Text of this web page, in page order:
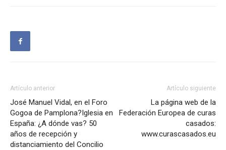
Artículo anterior
José Manuel Vidal, en el Foro
Gogoa de Pamplona?Iglesia en
España: ¿A dónde vas? 50
años de recepción y
distanciamiento del Concilio
Artículo siguiente
La página web de la
Federación Europea de curas
casados:
www.curascasados.eu